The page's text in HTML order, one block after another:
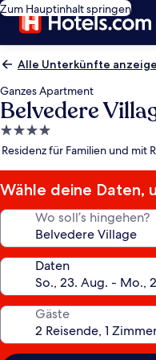
Zum Hauptinhalt springen
Alle Unterkünfte
Ganzes Apartment
Belvedere
4.0-
Sterne-
Residenz für Familien und mit
Wähle deine Daten,
Wo soll’s hingehen?
Daten
Gäste